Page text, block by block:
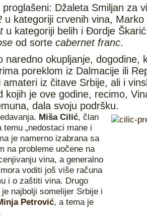
proglašeni: Džaleta Smiljan za
u kategoriji crvenih vina, Marko
u kategoriji belih i Đordje
od sorte cabernet franc.
naredno okupljanje, dogodine,
poreklom iz Dalmacije ili
amateri iz čitave Srbije, ali i
kojih je ove godine, recimo,
dala svoju podršku.
Miša Cilić, član
„nedostaci mane i
je namerno izabrana sa
na probleme uočene na
vina, a generalno
voditi još više računa
i o zaštiti vina. Drugo
najbolji somelijer Srbije i
Petrović, a tema je